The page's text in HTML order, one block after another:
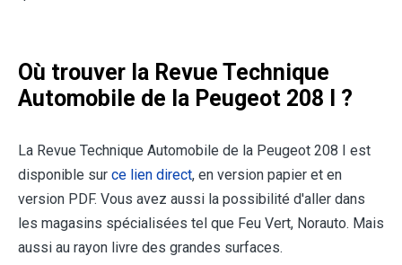
Où trouver la Revue Technique
Automobile de la Peugeot 208 I ?
La Revue Technique Automobile de la Peugeot 208 I est
disponible sur ce lien direct, en version papier et en
version PDF. Vous avez aussi la possibilité d'aller dans
les magasins spécialisées tel que Feu Vert, Norauto. Mais
aussi au rayon livre des grandes surfaces.